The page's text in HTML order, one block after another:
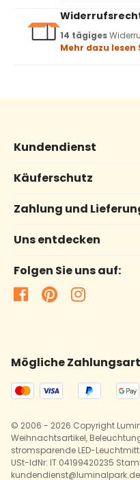
14 tägiges
Mehr dazu lesen
Kundendienst
Käuferschutz
Zahlung und
Uns entdecken
Folgen Sie uns auf:
Mögliche
© 2006 - 2026 Copyright
Weihnachtsartikel,
stromsparende LED-
USt-IdNr: IT 04199420235
kundendienst@luminalpark.de